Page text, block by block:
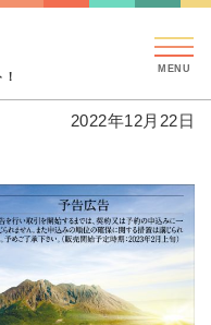
ランシエラブランド鹿児島
2022年12月22日